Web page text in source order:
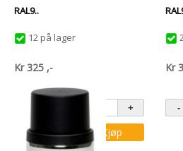
RAL9..
12 på lager
Kr325 ,-
Kjøp
Kr